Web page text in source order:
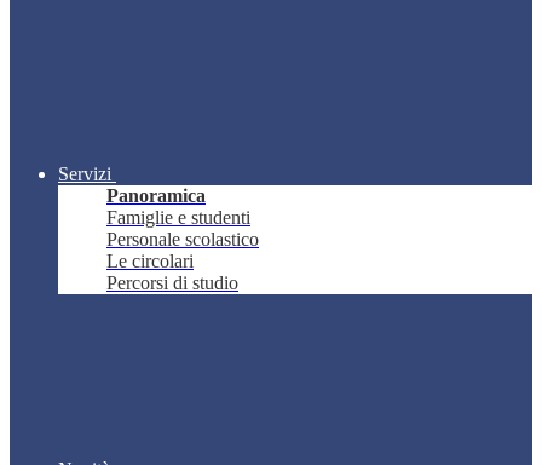
Servizi
Panoramica
Famiglie e studenti
Personale scolastico
Le circolari
Percorsi di studio